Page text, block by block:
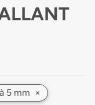
5 mm ×